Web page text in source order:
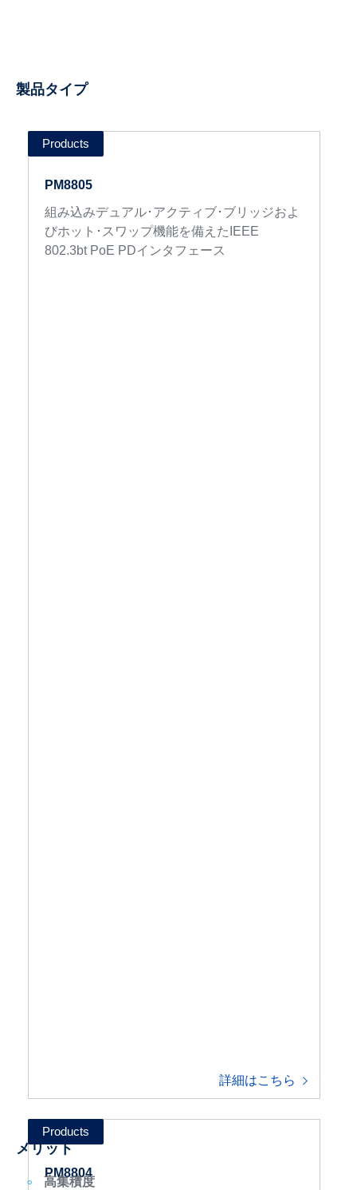
製品タイプ
PM8805
組み込みデュアル･アクティブ･ブリッジおよ
びホット･スワップ機能を備えたIEEE
802.3bt PoE PDインタフェース
詳細はこちら
PM8804
メリット
高集積度